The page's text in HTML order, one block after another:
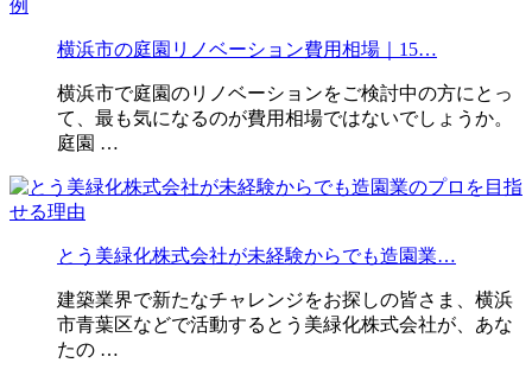
横浜市の庭園リノベーション費用相場｜15…
横浜市で庭園のリノベーションをご検討中の方にとっ
て、最も気になるのが費用相場ではないでしょうか。
庭園 …
とう美緑化株式会社が未経験からでも造園業…
建築業界で新たなチャレンジをお探しの皆さま、横浜
市青葉区などで活動するとう美緑化株式会社が、あな
たの …